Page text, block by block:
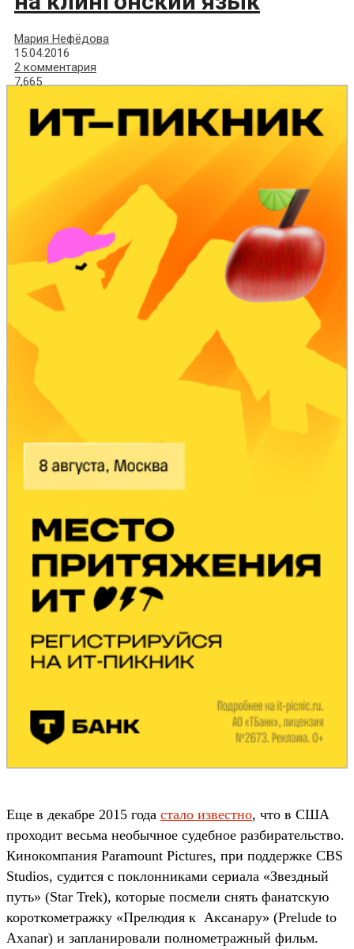
Мария Нефёдова
15.04.2016
2 комментария
7,665
Еще в декабре 2015 года стало известно, что в США
проходит весьма необычное судебное разбирательство.
Кинокомпания Paramount Pictures, при поддержке CBS
Studios, судится с поклонниками сериала «Звездный
путь» (Star Trek), которые посмели снять фанатскую
короткометражку «Прелюдия к Аксанару» (Prelude to
Axanar) и запланировали полнометражный фильм.